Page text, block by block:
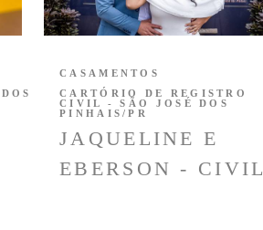
JAQUELINE E
EBERSON - CIVIL
CASAMENTOS
CARTÓRIO DE REGISTRO
CIVIL - SÃO JOSÉ DOS
PINHAIS/PR